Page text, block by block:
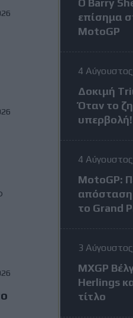
Ο Barry
επίσημα
MotoGP
4
Δοκιμή
Όταν το
4
MotoGP:
απόσταση
το Grand
3
MXGP
Herlings
τίτλο